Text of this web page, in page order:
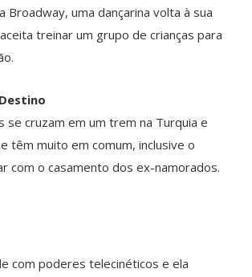
Broadway, uma dançarina volta à sua
treinar um grupo de crianças para
se cruzam em um trem na Turquia e
têm muito em comum, inclusive o
com o casamento dos ex-namorados.
com poderes telecinéticos e ela